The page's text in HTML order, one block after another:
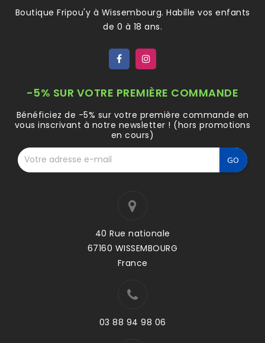
Boutique Fripou'y à Wissembourg. Habille vos enfants
de 0 à 18 ans.
-5% SUR VOTRE PREMIÈRE COMMANDE
Bénéficiez de -5% sur votre première commande en
vous inscrivant à notre newsletter ! (hors promotions
en cours)
40 Rue nationale
67160 WISSEMBOURG
France
03 88 94 98 06